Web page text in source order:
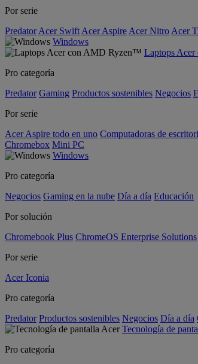
Por serie
Predator Acer Swift Acer Aspire Acer Nitro Acer
Windows
Laptops
Pro categoría
Predator Gaming Productos sostenibles Negocios
Por serie
Acer Aspire todo en uno Computadoras de
Chromebox Mini PC
Windows
Pro categoría
Negocios Gaming en la nube Día a día Educación
Por solución
Chromebook Plus ChromeOS Enterprise Solutions
Por serie
Acer Iconia
Pro categoría
Predator Productos sostenibles Negocios Día a día
Tecnología de
Pro categoría